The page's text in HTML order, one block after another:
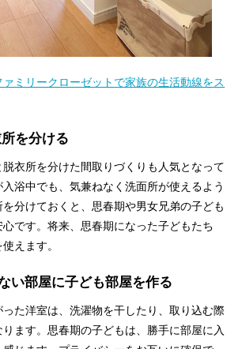
ァミリークローゼットで家族の生活動線をス
を分ける
衣所を分けた間取りづくりも人気となって
浴中でも、気兼ねなく洗面所が使えるよう
分けておくと、思春期や男女兄弟の子ども
です。将来、思春期になった子どもたち
えます。
い部屋に子ども部屋を作る
た洋室は、洗濯物を干したり、取り込む際
ます。思春期の子どもは、勝手に部屋に入